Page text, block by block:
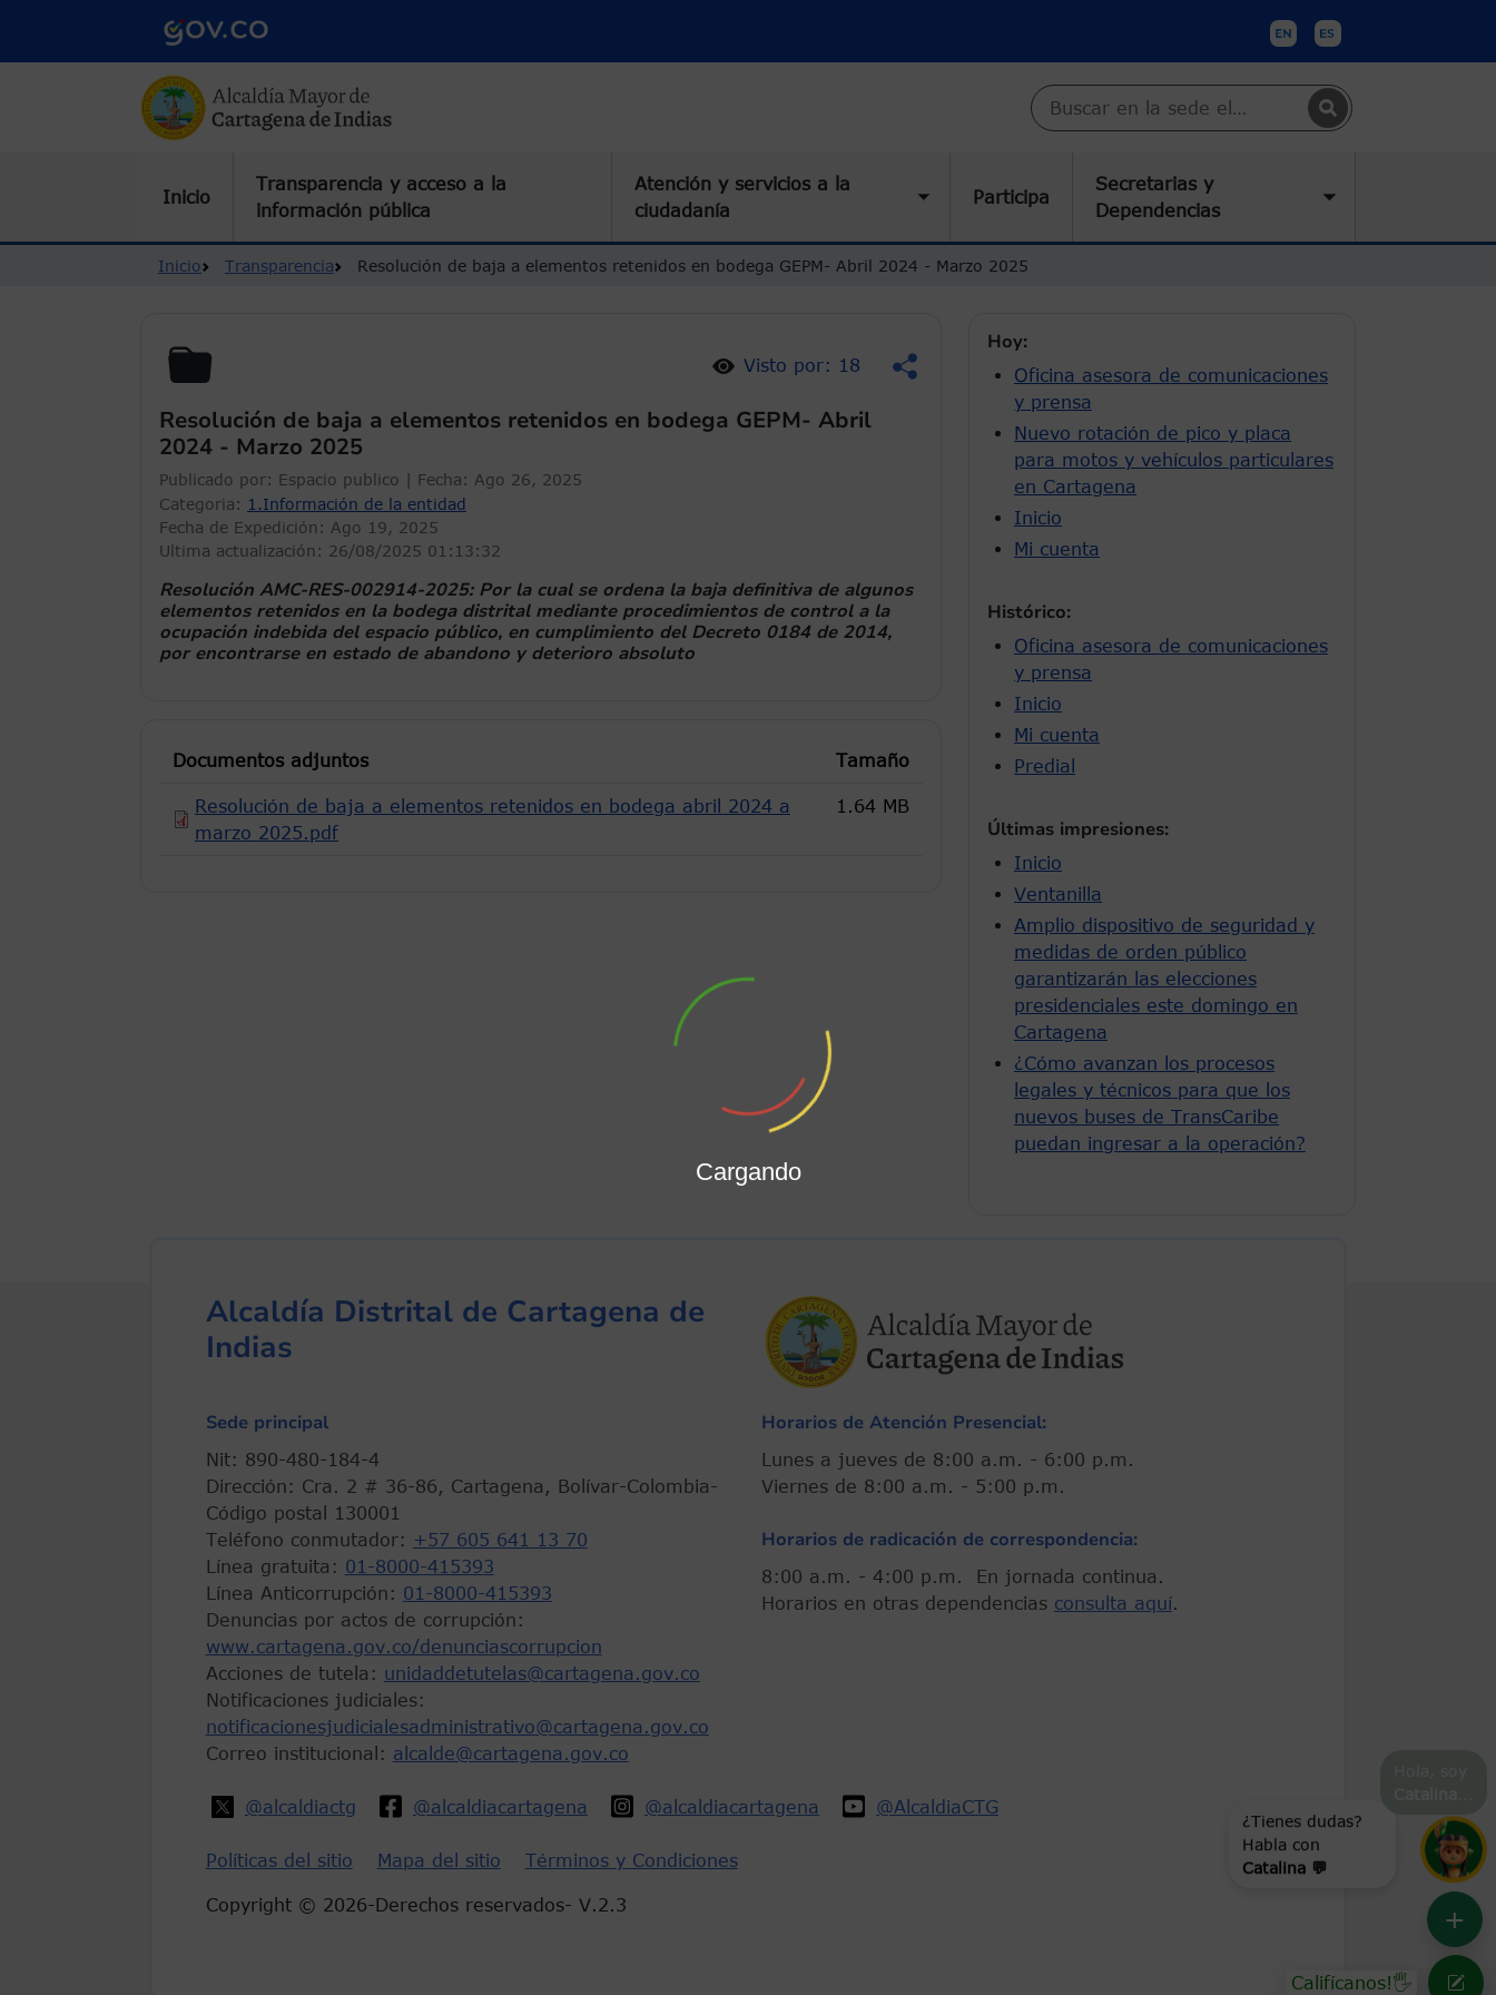
Buscar en Cartagena
Inicio
Transparencia y acceso a la
información pública
Atención y servicios a la
ciudadanía
Toggle submenu
Participa
Secretarias y
Dependencias
Ruta de navegación
Inicio Transparencia Resolución de baja a elementos retenidos en bodega GEPM- Abril 2024 - Marzo 2025
Visto por: 18
Resolución de baja a elementos retenidos en bodega GEPM- Abril
2024 - Marzo 2025
Publicado por: Espacio publico | Fecha: Ago 26, 2025
Categoria: 1.Información de la entidad
Fecha de Expedición: Ago 19, 2025
Ultima actualización: 26/08/2025 01:13:32
Resolución AMC-RES-002914-2025: Por la cual se ordena la baja definitiva de algunos
elementos retenidos en la bodega distrital mediante procedimientos de control a la
ocupación indebida del espacio público, en cumplimiento del Decreto 0184 de 2014,
por encontrarse en estado de abandono y deterioro absoluto
Documentos adjuntos Tamaño
Resolución de baja a elementos retenidos en bodega abril 2024 a
marzo 2025.pdf
1.64 MB
Hoy:
Oficina asesora de comunicaciones
y prensa
Nuevo rotación de pico y placa
para motos y vehículos particulares
en Cartagena
Inicio
Mi cuenta
Histórico:
Oficina asesora de comunicaciones
y prensa
Inicio
Mi cuenta
Predial
Últimas impresiones:
Inicio
Ventanilla
Amplio dispositivo de seguridad y
medidas de orden público
garantizarán las elecciones
presidenciales este domingo en
Cartagena
¿Cómo avanzan los procesos
legales y técnicos para que los
nuevos buses de TransCaribe
puedan ingresar a la operación?
+
¿Tienes dudas?
Habla con
Catalina 💬
Alcaldía Distrital de Cartagena de
Indias
Sede principal
Nit: 890-480-184-4
Dirección: Cra. 2 # 36-86, Cartagena, Bolívar-Colombia-
Código postal 130001
Teléfono conmutador: +57 605 641 13 70
Línea gratuita: 01-8000-415393
Línea Anticorrupción: 01-8000-415393
Denuncias por actos de corrupción:
www.cartagena.gov.co/denunciascorrupcion
Acciones de tutela: unidaddetutelas@cartagena.gov.co
Notificaciones judiciales:
notificacionesjudicialesadministrativo@cartagena.gov.co
Correo institucional: alcalde@cartagena.gov.co
Horarios de Atención Presencial:
Lunes a jueves de 8:00 a.m. - 6:00 p.m.
Viernes de 8:00 a.m. - 5:00 p.m.
Horarios de radicación de correspondencia:
8:00 a.m. - 4:00 p.m. En jornada continua.
Horarios en otras dependencias consulta aquí.
@alcaldiactg @alcaldiacartagena @alcaldiacartagena @AlcaldiaCTG
Políticas del sitio Mapa del sitio Términos y Condiciones
Copyright © 2026-Derechos reservados- V.2.3
Califícanos!🖐
Cargando